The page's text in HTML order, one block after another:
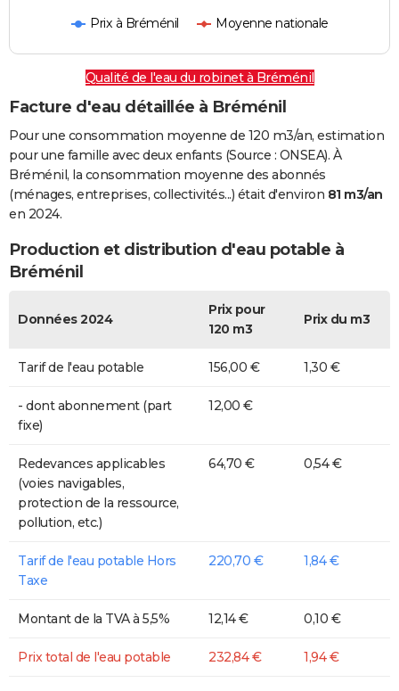
Prix à Bréménil Moyenne nationale
Qualité de l'eau du robinet à Bréménil
Facture d'eau détaillée à Bréménil
Pour une consommation moyenne de 120 m3/an, estimation
pour une famille avec deux enfants (Source : ONSEA). À
Bréménil, la consommation moyenne des abonnés
(ménages, entreprises, collectivités...) était d'environ 81 m3/an
en 2024.
Production et distribution d'eau potable à
Bréménil
Données 2024
Prix pour
120 m3
Prix du m3
Tarif de l'eau potable 156,00 € 1,30 €
- dont abonnement (part
fixe)
12,00 €
Redevances applicables
(voies navigables,
protection de la ressource,
pollution, etc.)
64,70 € 0,54 €
Tarif de l'eau potable Hors
Taxe
220,70 € 1,84 €
Montant de la TVA à 5,5% 12,14 € 0,10 €
Prix total de l'eau potable 232,84 € 1,94 €